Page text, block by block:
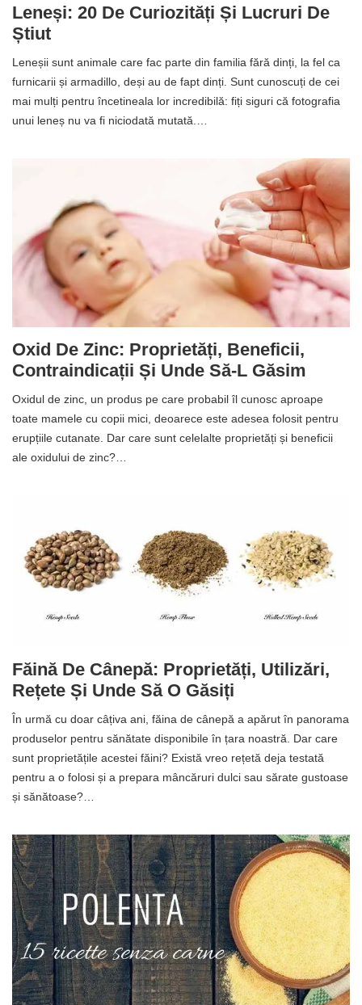
Leneși: 20 De Curiozități Și Lucruri De
Știut
Leneșii sunt animale care fac parte din familia fără dinți, la fel ca
furnicarii și armadillo, deși au de fapt dinți. Sunt cunoscuți de cei
mai mulți pentru încetineala lor incredibilă: fiți siguri că fotografia
unui leneș nu va fi niciodată mutată.…
Oxid De Zinc: Proprietăți, Beneficii,
Contraindicații Și Unde Să-L Găsim
Oxidul de zinc, un produs pe care probabil îl cunosc aproape
toate mamele cu copii mici, deoarece este adesea folosit pentru
erupțiile cutanate. Dar care sunt celelalte proprietăți și beneficii
ale oxidului de zinc?…
Făină De Cânepă: Proprietăți, Utilizări,
Rețete Și Unde Să O Găsiți
În urmă cu doar câțiva ani, făina de cânepă a apărut în panorama
produselor pentru sănătate disponibile în țara noastră. Dar care
sunt proprietățile acestei făini? Există vreo rețetă deja testată
pentru a o folosi și a prepara mâncăruri dulci sau sărate gustoase
și sănătoase?…